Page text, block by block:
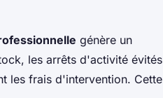
génère un
les arrêts d'activité évités
les frais d'intervention. Cette